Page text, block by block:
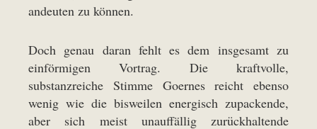
andeuten zu können.
Doch genau daran fehlt es dem insgesamt zu
einförmigen Vortrag. Die kraftvolle,
substanzreiche Stimme Goernes reicht ebenso
wenig wie die bisweilen energisch zupackende,
aber sich meist unauffällig zurückhaltende